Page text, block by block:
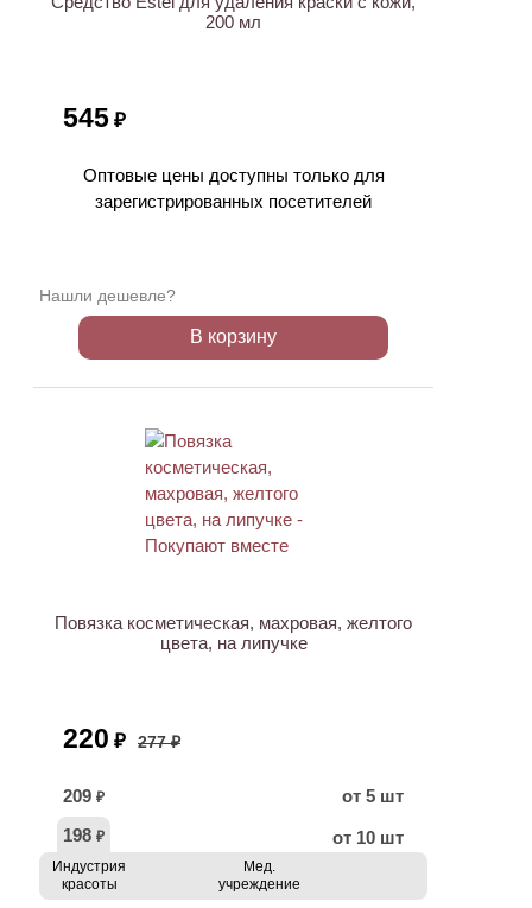
200 мл
545 ₽
Оптовые цены доступны только для
зарегистрированных посетителей
Нашли дешевле?
В корзину
Повязка косметическая, махровая, желтого
цвета, на липучке
220 ₽ 277 ₽
209 ₽
от 5 шт
198 ₽ от 10 шт
Индустрия
красоты
Мед.
учреждение